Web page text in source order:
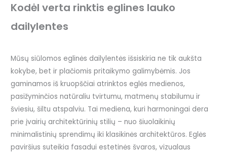
Kodėl verta rinktis eglines lauko
dailylentes
Mūsų siūlomos eglinės dailylentės išsiskiria ne tik aukšta
kokybe, bet ir plačiomis pritaikymo galimybėmis. Jos
gaminamos iš kruopščiai atrinktos eglės medienos,
pasižyminčios natūraliu tvirtumu, matmenų stabilumu ir
šviesiu, šiltu atspalviu. Tai mediena, kuri harmoningai dera
prie įvairių architektūrinių stilių – nuo šiuolaikinių
minimalistinių sprendimų iki klasikinės architektūros. Eglės
paviršius suteikia fasadui estetinės švaros, vizualaus